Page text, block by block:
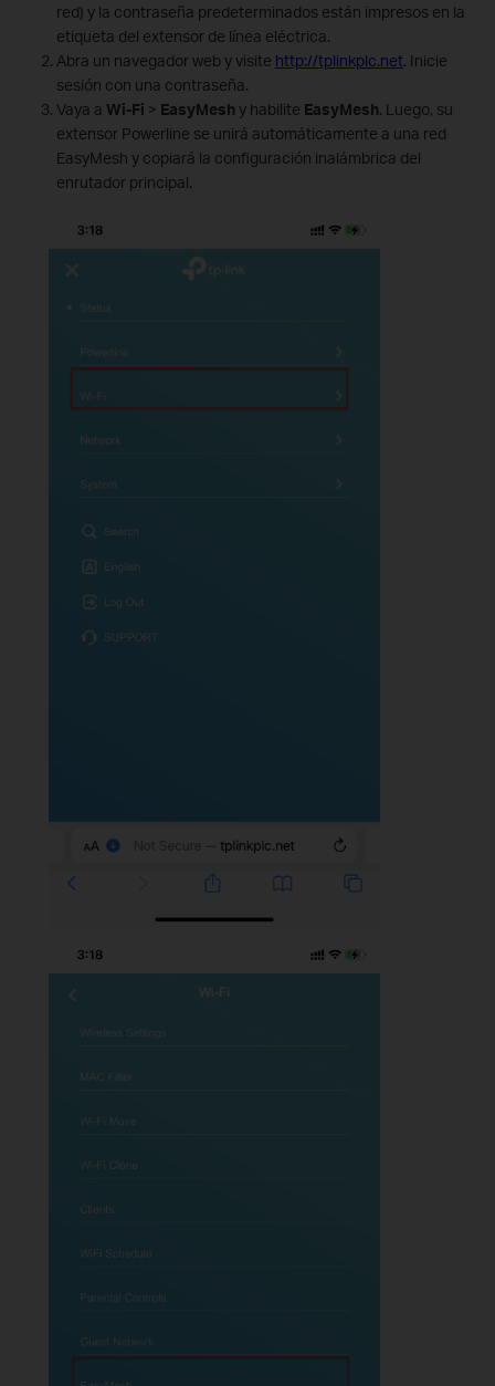
red) y la contraseña predeterminados están impresos en la
etiqueta del extensor de línea eléctrica.
Abra un navegador web y visite http://tplinkplc.net. Inicie
sesión con una contraseña.
Vaya a Wi-Fi > EasyMesh y habilite EasyMesh. Luego, su
extensor Powerline se unirá automáticamente a una red
EasyMesh y copiará la configuración inalámbrica del
enrutador principal.